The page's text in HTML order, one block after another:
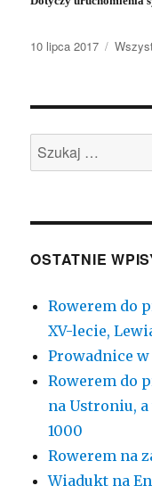
Opublikowano
10 lipca 2017
Szukaj:
OSTATNIE
Rowerem do
XV-lecie,
Prowadnice
Rowerem do
na Ustroniu,
1000
Rowerem na
Wiadukt na